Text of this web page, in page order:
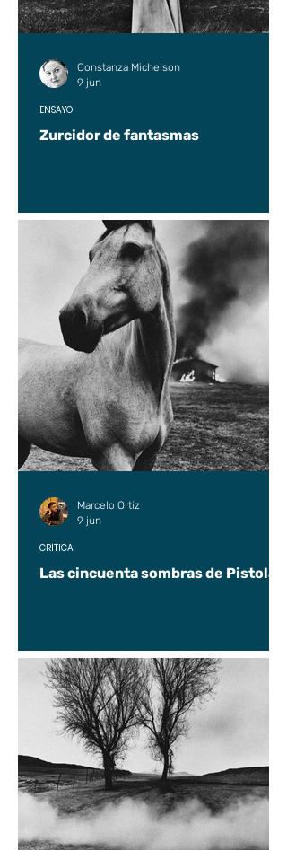
Zurcidor de fantasmas
ENSAYO
Constanza Michelson
9 jun
Las cincuenta sombras de Pistolas
CRÍTICA
Marcelo Ortiz
9 jun